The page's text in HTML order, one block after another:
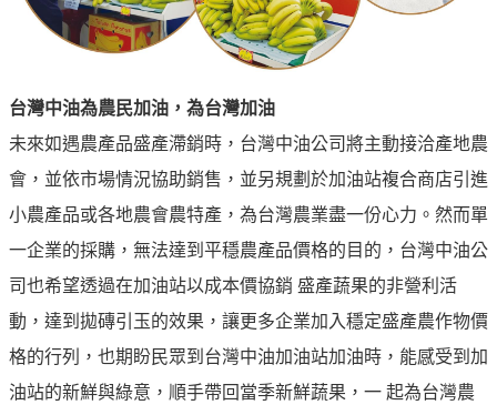
首
頁
網
導
覽
見
信
箱
台灣中油為農民加油，為台灣加油
未來如遇農產品盛產滯銷時，台灣中油公司將主動接洽產地農
會，並依市場情況協助銷售，並另規劃於加油站複合商店引進
小農產品或各地農會農特產，為台灣農業盡一份心力。然而單
一企業的採購，無法達到平穩農產品價格的目的，台灣中油公
司也希望透過在加油站以成本價協銷 盛產蔬果的非營利活
動，達到拋磚引玉的效果，讓更多企業加入穩定盛產農作物價
格的行列，也期盼民眾到台灣中油加油站加油時，能感受到加
油站的新鮮與綠意，順手帶回當季新鮮蔬果，一 起為台灣農